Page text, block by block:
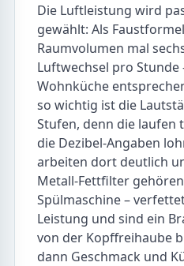
Die Luftleistung wird
gewählt: Als
Raumvolumen mal
Luftwechsel pro
Wohnküche
so wichtig ist die
Stufen, denn die laufen
die Dezibel-Angaben
arbeiten dort deutlich
Metall-Fettfilter
Spülmaschine –
Leistung und sind ein
von der Kopffreihaube
dann Geschmack und